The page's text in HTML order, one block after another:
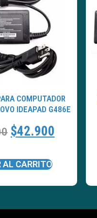
COMPUTADOR
IDEAPAD G486E
$42.900
AL CARRITO